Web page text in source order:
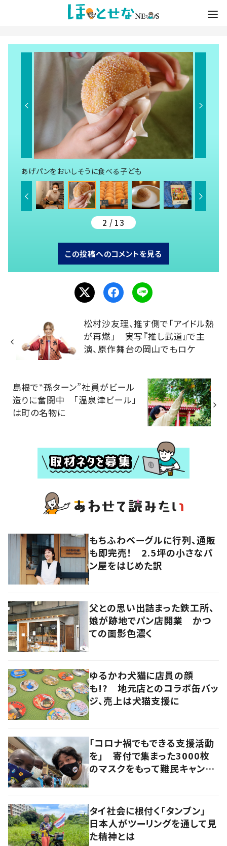
あげパンをおいしそうに食べる子ども
2 / 13
この投稿へのコメントを見る
松村沙友理、推す側で「アイドル熱
が再燃」 実写『推し武道』で主
演、原作舞台の岡山でもロケ
島根で‟孫ターン”社員がビール
造りに奮闘中 「温泉津ビール」
は町の名物に
もちふわベーグルに行列、通販
も即完売！ 2.5坪の小さなパ
ン屋をはじめた訳
父との思い出詰まった鉄工所、
娘が跡地でパン店開業 かつ
ての面影色濃く
ゆるかわ犬猫に店員の顔
も!? 地元店とのコラボ缶バッ
ジ、売上は犬猫支援に
「コロナ禍でもできる支援活動
を」 寄付で集まった3000枚
のマスクをもって難民キャンプ
タイ社会に根付く「タンブン」
日本人がツーリングを通して見
た精神とは